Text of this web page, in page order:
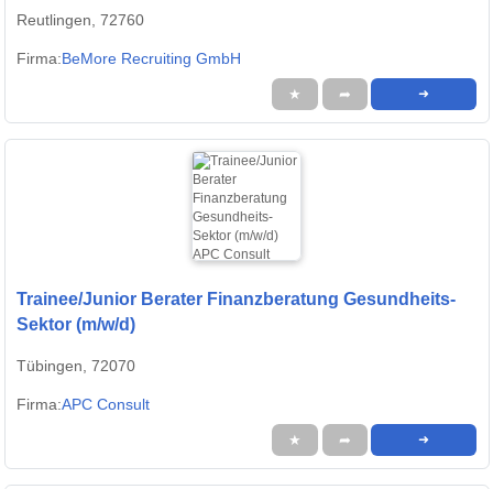
Reutlingen, 72760
Firma:BeMore Recruiting GmbH
★ ➦ ➜
Trainee/Junior Berater Finanzberatung Gesundheits-
Sektor (m/w/d)
Tübingen, 72070
Firma:APC Consult
★ ➦ ➜